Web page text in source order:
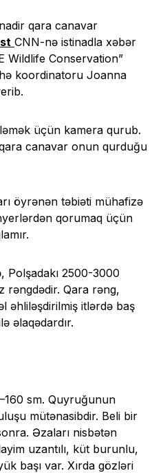
qara canavar
CNN-nə istinadla xəbər
Wildlife Conservation”
koordinatoru Joanna
üçün kamera qurub.
canavar onun qurduğu
öyrənən təbiəti mühafizə
qorumaq üçün
Polşadakı 2500-3000
rəngdədir. Qara rəng,
əhliləşdirilmiş itlərdə baş
əlaqədardır.
sm. Quyruğunun
mütənasibdir. Beli bir
Əzaları nisbətən
uzantılı, küt burunlu,
başı var. Xırda gözləri